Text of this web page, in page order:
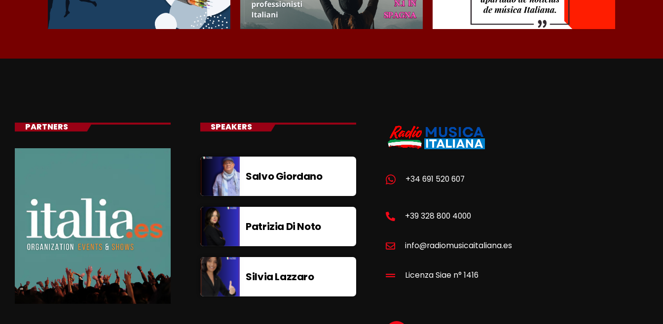
PARTNERS SPEAKERS
Salvo Giordano
Patrizia Di Noto
Silvia Lazzaro
+34 691 520 607
+39 328 800 4000
info@radiomusicaitaliana.es
Licenza Siae n° 1416